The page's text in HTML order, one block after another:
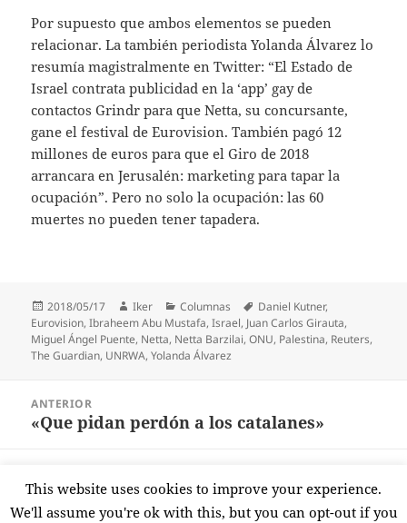
Por supuesto que ambos elementos se pueden
relacionar. La también periodista Yolanda Álvarez lo
resumía magistralmente en Twitter: “El Estado de
Israel contrata publicidad en la ‘app’ gay de
contactos Grindr para que Netta, su concursante,
gane el festival de Eurovision. También pagó 12
millones de euros para que el Giro de 2018
arrancara en Jerusalén: marketing para tapar la
ocupación”. Pero no solo la ocupación: las 60
muertes no pueden tener tapadera.
Publicado
el
2018/05/17 Autor
Iker Categorías
Columnas Etiquetas
Daniel Kutner,
Eurovision,Ibraheem Abu Mustafa,Israel, Juan Carlos Girauta,
Miguel Ángel Puente, Netta, Netta Barzilai,ONU, Palestina, Reuters,
The Guardian, UNRWA,Yolanda Álvarez
entradas
ANTERIOR
Entrada
«Que pidan perdón a los catalanes»
Entrada
siguiente:
Que sí, Pablo, que sí
This website uses cookies to improve your experience.
We'll assume you're ok with this, but you can opt-out if you